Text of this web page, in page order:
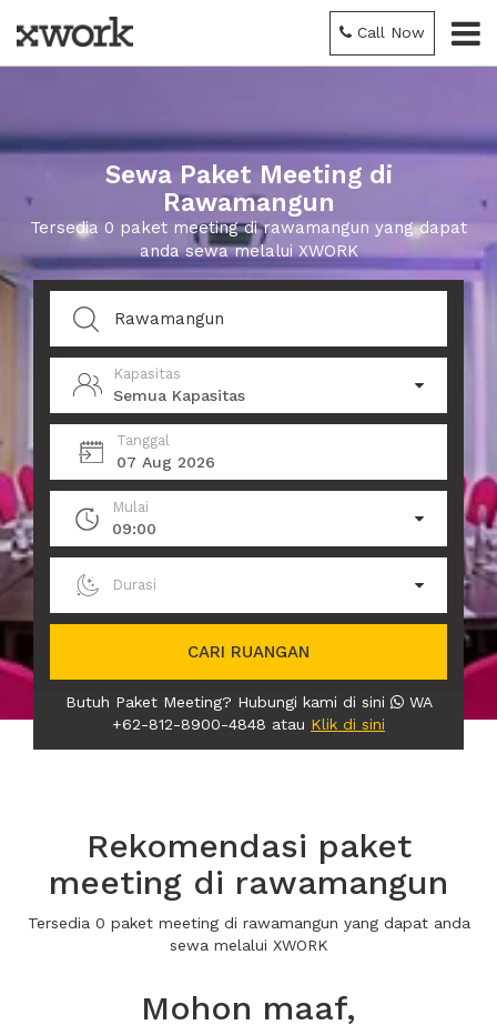
Call Now
Sewa Paket Meeting di
Rawamangun
Tersedia 0 paket meeting di rawamangun yang dapat
anda sewa melalui XWORK
Kapasitas
Semua Kapasitas
Tanggal
07 Aug 2026
Mulai
09:00
Durasi
CARI RUANGAN
Butuh Paket Meeting? Hubungi kami di sini
WA
+62-812-8900-4848 atau Klik di sini
Rekomendasi paket
meeting di rawamangun
Tersedia 0 paket meeting di rawamangun yang dapat anda
sewa melalui XWORK
Mohon maaf,